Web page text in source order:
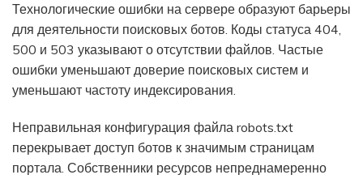
Технологические ошибки на сервере образуют барьеры
для деятельности поисковых ботов. Коды статуса 404,
500 и 503 указывают о отсутствии файлов. Частые
ошибки уменьшают доверие поисковых систем и
уменьшают частоту индексирования.
Неправильная конфигурация файла robots.txt
перекрывает доступ ботов к значимым страницам
портала. Собственники ресурсов непреднамеренно